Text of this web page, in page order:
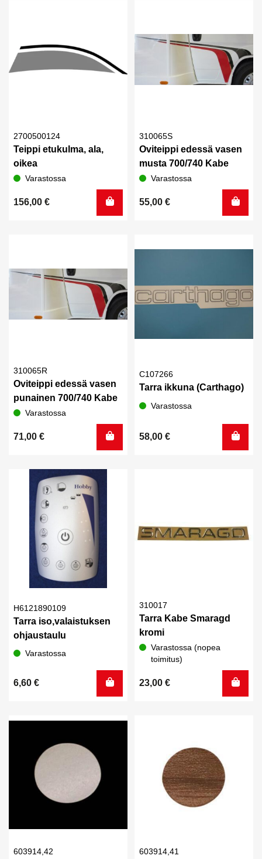
2700500124
Teippi etukulma, ala,
oikea
Varastossa
156,00 €
310065S
Oviteippi edessä vasen
musta 700/740 Kabe
Varastossa
55,00 €
310065R
Oviteippi edessä vasen
punainen 700/740 Kabe
Varastossa
71,00 €
C107266
Tarra ikkuna (Carthago)
Varastossa
58,00 €
H6121890109
Tarra iso,valaistuksen
ohjaustaulu
Varastossa
6,60 €
310017
Tarra Kabe Smaragd
kromi
Varastossa (nopea
toimitus)
23,00 €
603914,42 603914,41